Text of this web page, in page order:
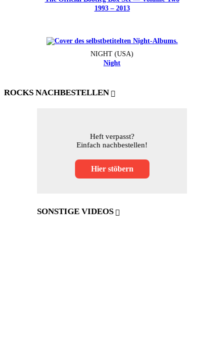
1993 – 2013
NIGHT (USA)
Night
ROCKS NACHBESTELLEN
Heft verpasst?
Einfach nachbestellen!
Hier stöbern
SONSTIGE VIDEOS